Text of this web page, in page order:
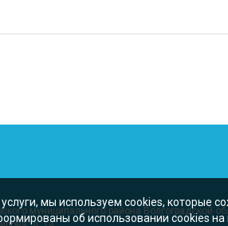
муниципального района Волгоградской
мы используем cookies, которые
об использовании cookies